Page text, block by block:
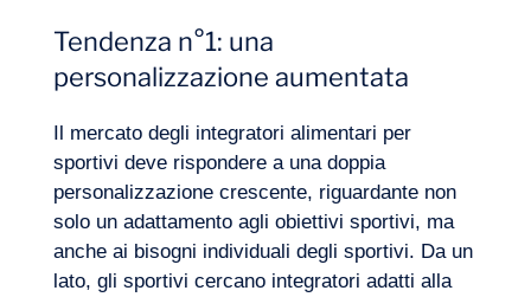
Contattateci
IT
Tendenza n°1: una
personalizzazione aumentata
Il mercato degli integratori alimentari per
sportivi deve rispondere a una doppia
personalizzazione crescente, riguardante non
solo un adattamento agli obiettivi sportivi, ma
anche ai bisogni individuali degli sportivi. Da un
lato, gli sportivi cercano integratori adatti alla